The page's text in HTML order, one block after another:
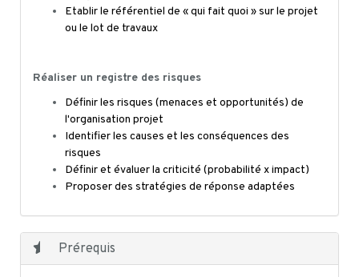
Etablir le référentiel de « qui fait quoi » sur le projet
ou le lot de travaux
Réaliser un registre des risques
Définir les risques (menaces et opportunités) de
l'organisation projet
Identifier les causes et les conséquences des
risques
Définir et évaluer la criticité (probabilité x impact)
Proposer des stratégies de réponse adaptées
Prérequis